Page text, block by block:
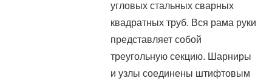
угловых стальных сварных
квадратных труб. Вся рама руки
представляет собой
треугольную секцию. Шарниры
и узлы соединены штифтовым